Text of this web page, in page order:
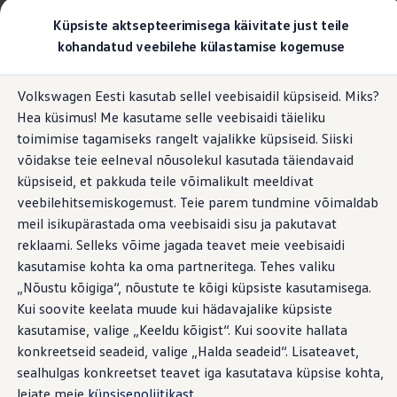
Küpsiste aktsepteerimisega käivitate just teile
kohandatud veebilehe külastamise kogemuse
Volkswagen Eesti kasutab sellel veebisaidil küpsiseid. Miks?
Hea küsimus! Me kasutame selle veebisaidi täieliku
toimimise tagamiseks rangelt vajalikke küpsiseid. Siiski
võidakse teie eelneval nõusolekul kasutada täiendavaid
küpsiseid, et pakkuda teile võimalikult meeldivat
veebilehitsemiskogemust. Teie parem tundmine võimaldab
meil isikupärastada oma veebisaidi sisu ja pakutavat
reklaami. Selleks võime jagada teavet meie veebisaidi
kasutamise kohta ka oma partneritega. Tehes valiku
„Nõustu kõigiga“, nõustute te kõigi küpsiste kasutamisega.
Kui soovite keelata muude kui hädavajalike küpsiste
kasutamise, valige „Keeldu kõigist“. Kui soovite hallata
konkreetseid seadeid, valige „Halda seadeid“. Lisateavet,
sealhulgas konkreetset teavet iga kasutatava küpsise kohta,
leiate meie küpsisepoliitikast.
põhisisu
juurde
jaluse
juurde
Valige oma Volkswagen
Mudelid ja konfiguraator
Uus ID. Cross
Konfigureeri
Volkswageni tarbesõidukid. Igaks ülesandeks valmis
Volkswagen laoautode e-pood
Pakkumised ja teenused
Juubelipakkumine
Autovahetus
Garantii
Volkswagen laoautode e-pood
Tasuta registreerimistasu sinu uuele Volkswagenile!
Tiguani pistikhübriid
Elektriautod ja hübriidautod
Golf eHybrid
Tiguan eHybrid
Passat eHybrid
Tayron eHybrid
Touareg eHybrid
Ära iial ütle iial
ID. teadmised
Sidus-hääljuhtimine teie ID.-s.
Kuulab sõna – sidus-
hääljuhtimine teie ID.-s